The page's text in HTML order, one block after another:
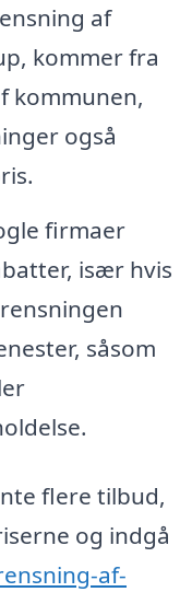
af
kommer fra
kommunen,
også
firmaer
især hvis
såsom
flere tilbud,
og indgå
af-